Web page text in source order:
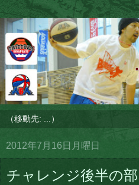
2012年7月16日月曜日
チャレンジ後半の部